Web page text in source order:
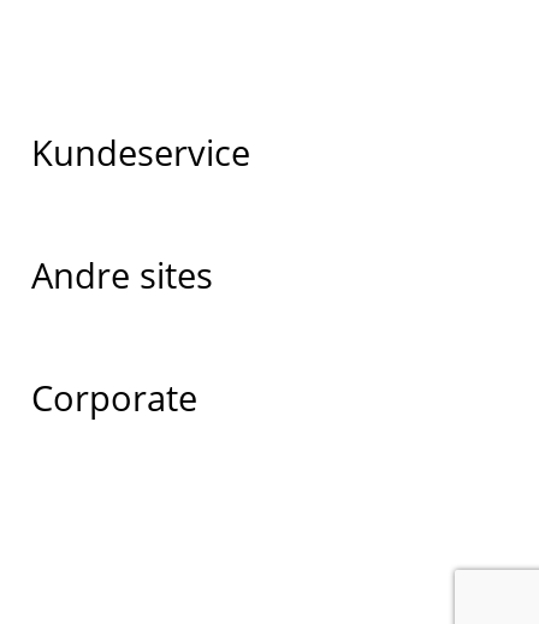
Kundeservice
Andre sites
Corporate